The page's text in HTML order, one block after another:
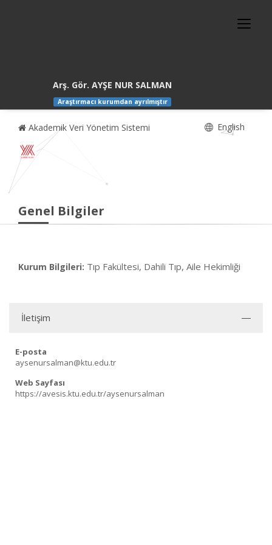
Arş. Gör. AYŞE NUR SALMAN
Araştırmacı kurumdan ayrılmıştır
Akademik Veri Yönetim Sistemi English
Genel Bilgiler
Kurum Bilgileri: Tıp Fakültesi, Dahili Tıp, Aile Hekimliği
İletişim
E-posta
aysenursalman@ktu.edu.tr
Web Sayfası
https://avesis.ktu.edu.tr/aysenursalman